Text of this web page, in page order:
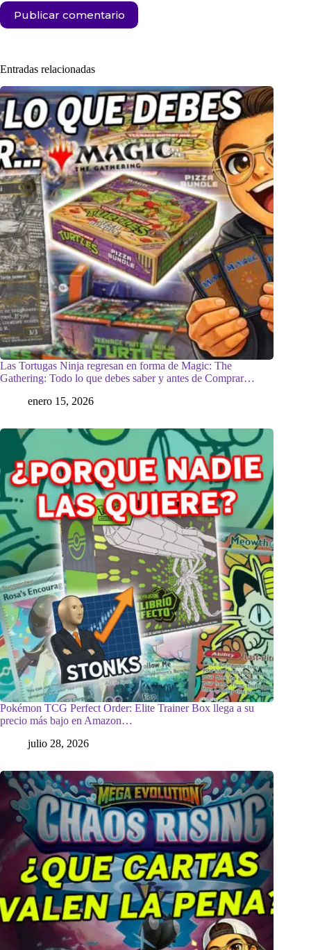
Publicar comentario
Entradas relacionadas
Las Tortugas Ninja regresan en forma de Magic: The
Gathering: Todo lo que debes saber y antes de Comprar…
enero 15, 2026
Pokémon TCG Perfect Order: Elite Trainer Box llega a su
precio más bajo en Amazon…
julio 28, 2026